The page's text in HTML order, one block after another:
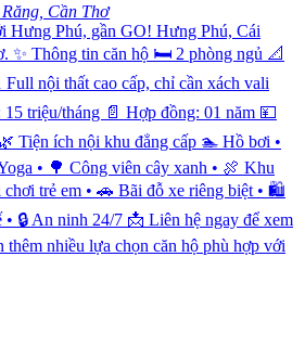
Cần Thơ
Phú, gần GO! Hưng Phú, Cái
✨ Thông tin căn hộ 🛏️ 2 phòng ngủ 📐
nội thất cao cấp, chỉ cần xách vali
15 triệu/tháng 📄 Hợp đồng: 01 năm 💴
Tiện ích nội khu đẳng cấp 🏊 Hồ bơi •
• 🌳 Công viên cây xanh • 🍖 Khu
trẻ em • 🚗 Bãi đỗ xe riêng biệt • 🛍️
• 🔒 An ninh 24/7 📩 Liên hệ ngay để xem
thêm nhiều lựa chọn căn hộ phù hợp với